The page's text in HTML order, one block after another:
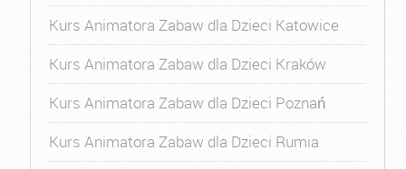
Kurs Animatora Zabaw dla Dzieci Katowice
Kurs Animatora Zabaw dla Dzieci Kraków
Kurs Animatora Zabaw dla Dzieci Poznań
Kurs Animatora Zabaw dla Dzieci Rumia